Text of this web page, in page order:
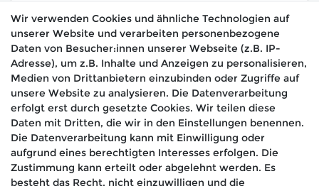
Hiermit bestätige ich, dass ich dieDaten­schutz­
erklärung gelesen habe. *
Absenden
🚚 Schneller Versand
📦 Kostenloser Versand ab 75 €
Wir verwenden Cookies und ähnliche Technologien auf
unserer Website und verarbeiten personenbezogene
Daten von Besucher:innen unserer Webseite (z.B. IP-
Adresse), um z.B. Inhalte und Anzeigen zu personalisieren,
Medien von Drittanbietern einzubinden oder Zugriffe auf
unsere Website zu analysieren. Die Datenverarbeitung
erfolgt erst durch gesetzte Cookies. Wir teilen diese
Daten mit Dritten, die wir in den Einstellungen benennen.
Die Datenverarbeitung kann mit Einwilligung oder
aufgrund eines berechtigten Interesses erfolgen. Die
Zustimmung kann erteilt oder abgelehnt werden. Es
besteht das Recht, nicht einzuwilligen und die